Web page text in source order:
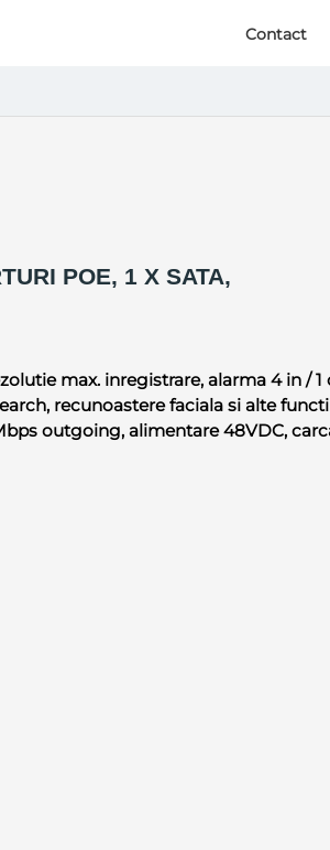
Contact
POE, 1 X SATA,
max. inregistrare, alarma 4 in / 1
recunoastere faciala si alte
outgoing, alimentare 48VDC,